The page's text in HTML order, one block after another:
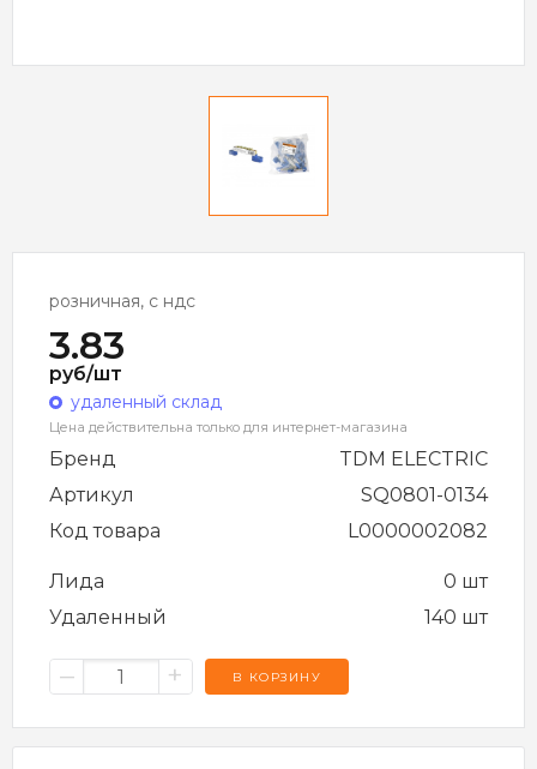
розничная, с ндс
3.83
руб/шт
удаленный склад
Цена действительна только для интернет-магазина
Бренд
TDM ELECTRIC
Артикул
SQ0801-0134
Код товара
L0000002082
Лида
0 шт
Удаленный
140 шт
– + В КОРЗИНУ